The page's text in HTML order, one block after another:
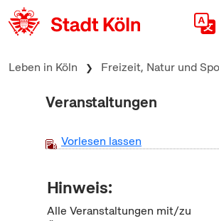
zum Inhalt springen
Leben in Köln Freizeit, Natur und
Veranstaltungen
Vorlesen lassen
Hinweis:
Alle Veranstaltungen mit/zu